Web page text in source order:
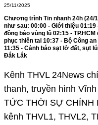
25/11/2025
Chương trình Tin nhanh 24h (24/
như sau: 00:00 - Giới thiệu
đồng bào vùng lũ 02:15 -
phục thiên tai 10:37 - Bộ Công
11:35 - Cảnh báo sạt lở đất, sụt
Đắk Lắk
Kênh THVL 24News
thanh, truyền hình
TỨC THỜI SỰ CHÍNH
kênh THVL1, THVL2,